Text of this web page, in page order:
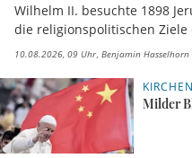
Wilhelm II. besuchte 1898
die religionspolitischen Ziele
10.08.2026, 09 Uhr Benjamin Hasselhorn
Milder